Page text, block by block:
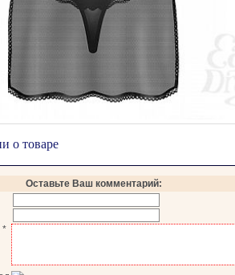
о товаре
Оставьте Ваш комментарий:
*